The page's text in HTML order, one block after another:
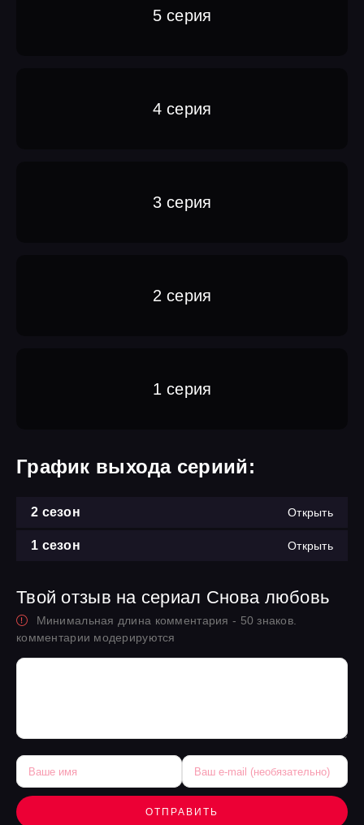
5 серия
4 серия
3 серия
2 серия
1 серия
График выхода сериий:
2 сезон Открыть
1 сезон Открыть
Твой отзыв на сериал Снова любовь
Минимальная длина комментария - 50 знаков.
комментарии модерируются
ОТПРАВИТЬ